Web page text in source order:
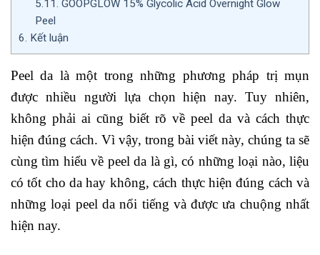
5.11. GOOPGLOW 15% Glycolic Acid Overnight Glow
Peel
6. Kết luận
Peel da là một trong những phương pháp trị mụn
được nhiều người lựa chọn hiện nay. Tuy nhiên,
không phải ai cũng biết rõ về peel da và cách thực
hiện đúng cách. Vì vậy, trong bài viết này, chúng ta sẽ
cùng tìm hiểu về peel da là gì, có những loại nào, liệu
có tốt cho da hay không, cách thực hiện đúng cách và
những loại peel da nổi tiếng và được ưa chuộng nhất
hiện nay.